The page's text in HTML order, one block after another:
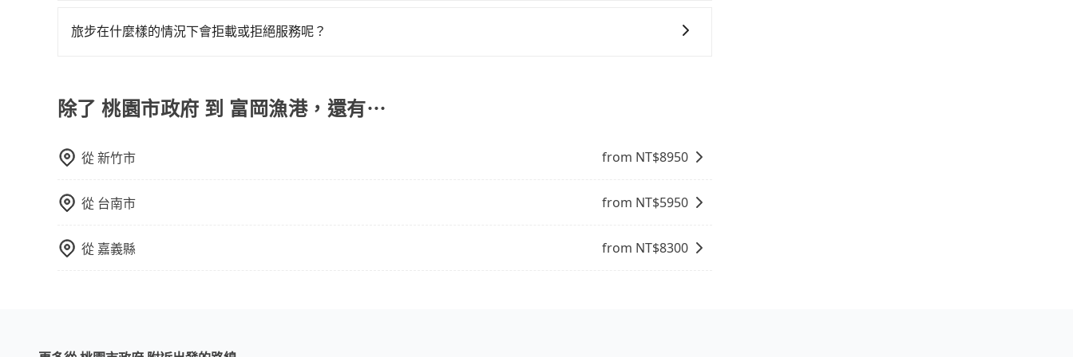
旅步在什麼樣的情況下會拒載或拒絕服務呢？
同行，卻無自備或加購兒童座椅。提醒您，為了保護孩童的安全，依道路交通安全規則規定，四歲以下的孩童必
須乘坐兒童座椅。 3) 搭乘寵物友善專車卻沒有裝籠。避免影響行車安全，請您務將寵物置入提籠或提袋內。
除了 桃園市政府 到 富岡漁港，還有⋯
從新竹市 from NT$8950
從 台南市 from NT$5950
從 嘉義縣 from NT$8300